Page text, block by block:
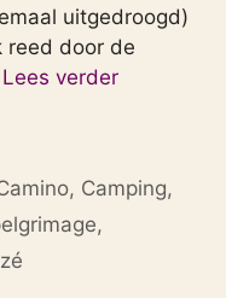
uitgedroogd)
reed door de
Lees verder
, Camping,
,